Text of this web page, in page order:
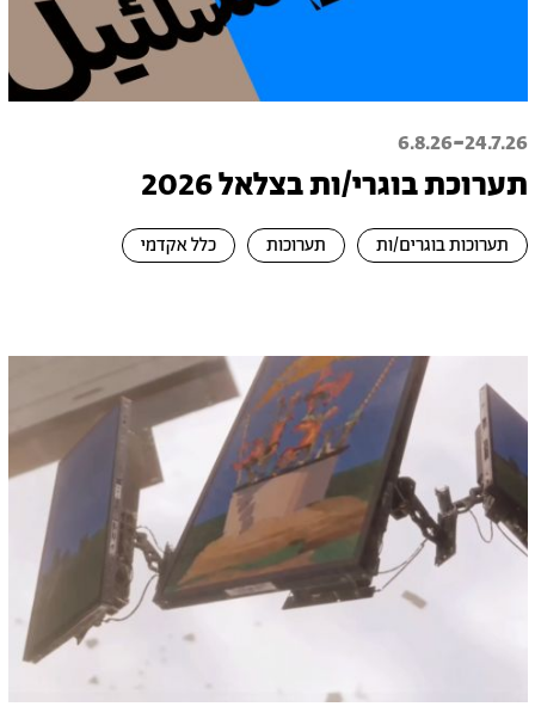
24.7.26
-
6.8.26
תערוכת בוגרי/ות בצלאל 2026
תערוכות בוגרים/ות תערוכות כלל אקדמי